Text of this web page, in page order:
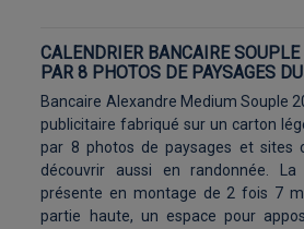
CALENDRIER BANCAIRE
PAR 8 PHOTOS DE PAYSAGES
Bancaire Alexandre Medium Souple
publicitaire fabriqué sur un carton
par 8 photos de paysages et sites
découvrir aussi en randonnée.
présente en montage de 2 fois 7
partie haute, un espace pour